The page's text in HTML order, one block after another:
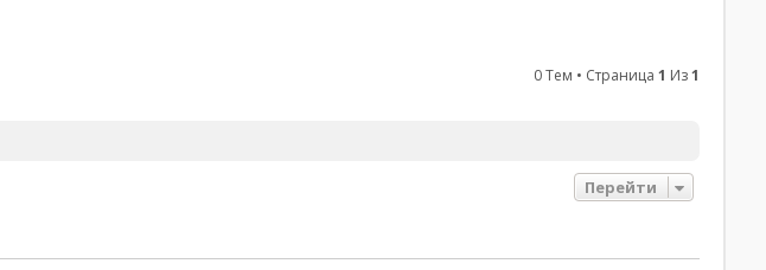
0 Тем • Страница1 Из1
Перейти